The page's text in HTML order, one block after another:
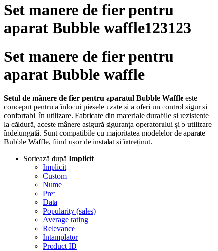
Set manere de fier pentru
aparat Bubble waffle123123
Set manere de fier pentru
aparat Bubble waffle
Setul de mânere de fier pentru aparatul Bubble Waffle este
conceput pentru a înlocui piesele uzate și a oferi un control sigur și
confortabil în utilizare. Fabricate din materiale durabile și rezistente
la căldură, aceste mânere asigură siguranța operatorului și o utilizare
îndelungată. Sunt compatibile cu majoritatea modelelor de aparate
Bubble Waffle, fiind ușor de instalat și întreținut.
Sortează după Implicit
Implicit
Custom
Nume
Pret
Data
Popularity (sales)
Average rating
Relevance
Intamplator
Product ID